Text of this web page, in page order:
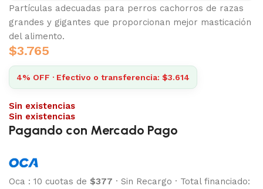
Partículas adecuadas para perros cachorros de razas
grandes y gigantes que proporcionan mejor masticación
del alimento.
$3.765
4% OFF · Efectivo o transferencia: $3.614
Sin existencias
Sin existencias
Pagando con Mercado Pago
Oca : 10 cuotas de $377 · Sin Recargo · Total financiado: